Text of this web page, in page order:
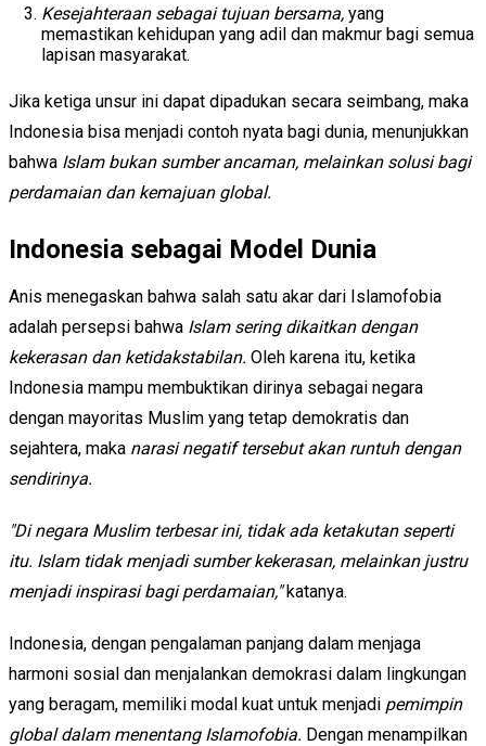
Kesejahteraan sebagai tujuan bersama, yang
memastikan kehidupan yang adil dan makmur bagi semua
lapisan masyarakat.
Jika ketiga unsur ini dapat dipadukan secara seimbang, maka
Indonesia bisa menjadi contoh nyata bagi dunia, menunjukkan
bahwa Islam bukan sumber ancaman, melainkan solusi bagi
perdamaian dan kemajuan global.
Indonesia sebagai Model Dunia
Anis menegaskan bahwa salah satu akar dari Islamofobia
adalah persepsi bahwa Islam sering dikaitkan dengan
kekerasan dan ketidakstabilan. Oleh karena itu, ketika
Indonesia mampu membuktikan dirinya sebagai negara
dengan mayoritas Muslim yang tetap demokratis dan
sejahtera, maka narasi negatif tersebut akan runtuh dengan
sendirinya.
"Di negara Muslim terbesar ini, tidak ada ketakutan seperti
itu. Islam tidak menjadi sumber kekerasan, melainkan justru
menjadi inspirasi bagi perdamaian,"katanya.
Indonesia, dengan pengalaman panjang dalam menjaga
harmoni sosial dan menjalankan demokrasi dalam lingkungan
yang beragam, memiliki modal kuat untuk menjadi pemimpin
global dalam menentang Islamofobia. Dengan menampilkan